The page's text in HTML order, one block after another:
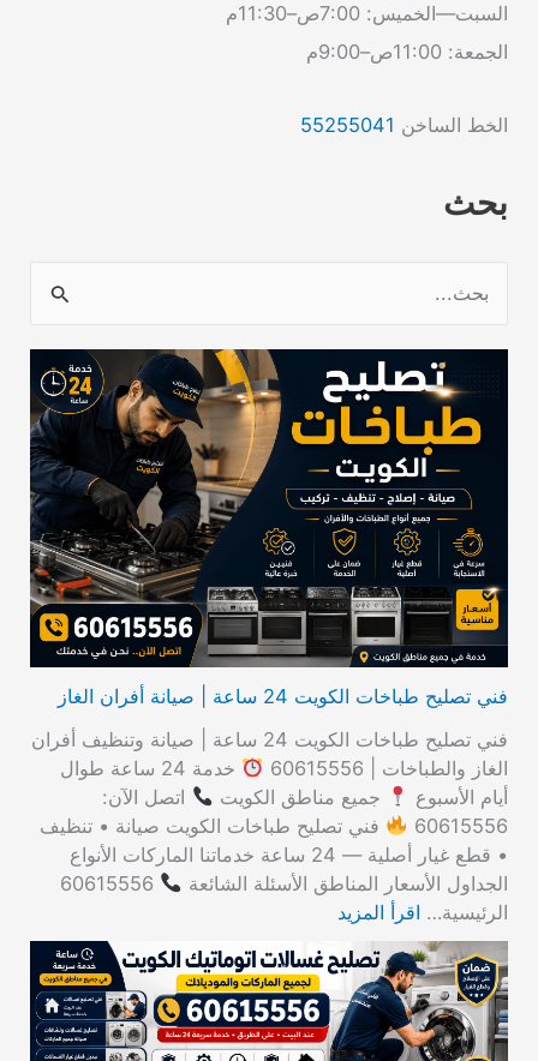
السبت—الخميس: 7:00ص–11:30م
الجمعة: 11:00ص–9:00م
الخط الساخن 55255041
بحث
فني تصليح طباخات الكويت 24 ساعة | صيانة أفران الغاز
فني تصليح طباخات الكويت 24 ساعة | صيانة وتنظيف أفران
الغاز والطباخات | 60615556
خدمة 24 ساعة طوال
أيام الأسبوع
جميع مناطق الكويت
اتصل الآن:
60615556
فني تصليح طباخات الكويت صيانة • تنظيف
• قطع غيار أصلية — 24 ساعة خدماتنا الماركات الأنواع
الجداول الأسعار المناطق الأسئلة الشائعة
60615556
الرئيسية… اقرأ المزيد